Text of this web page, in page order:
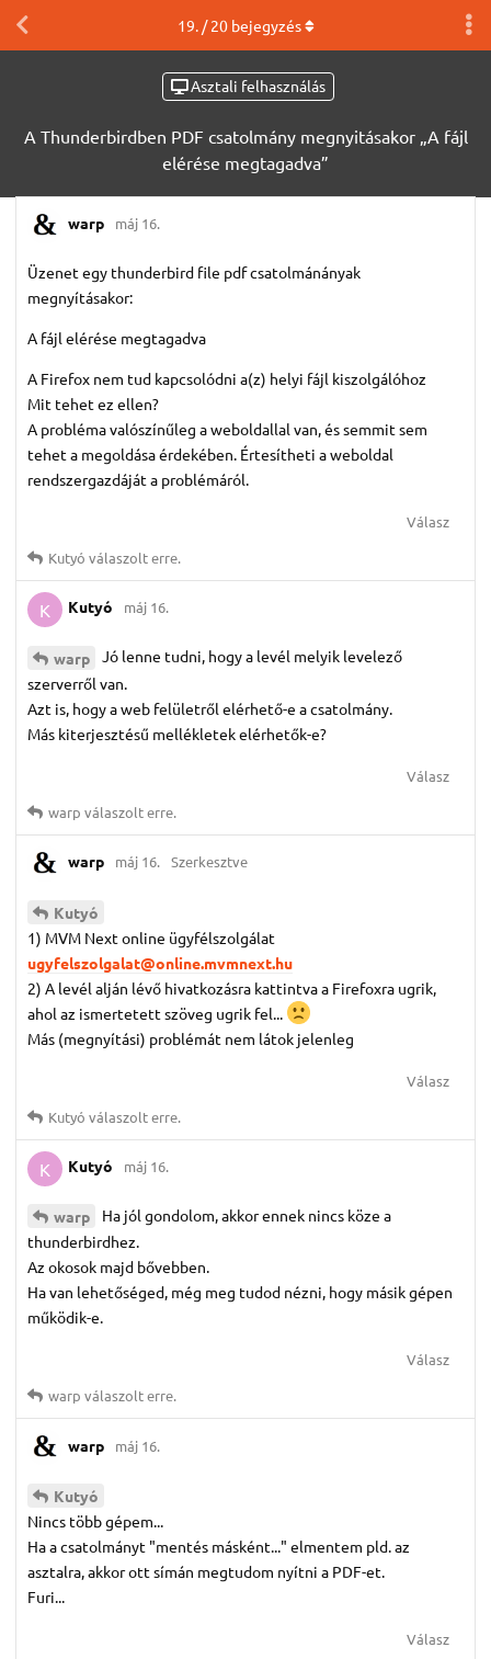
Asztali felhasználás
A Thunderbirdben PDF csatolmány megnyitásakor „A fájl
elérése megtagadva”
19. /20bejegyzés
warp máj 16.
Üzenet egy thunderbird file pdf csatolmánányak
megnyításakor:
A fájl elérése megtagadva
A Firefox nem tud kapcsolódni a(z) helyi fájl kiszolgálóhoz
Mit tehet ez ellen?
A probléma valószínűleg a weboldallal van, és semmit sem
tehet a megoldása érdekében. Értesítheti a weboldal
rendszergazdáját a problémáról.
Válasz
Kutyó válaszolt erre.
K Kutyó máj 16.
warp
Jó lenne tudni, hogy a levél melyik levelező
szerverről van.
Azt is, hogy a web felületről elérhető-e a csatolmány.
Más kiterjesztésű mellékletek elérhetők-e?
Válasz
warp válaszolt erre.
warp máj 16. Szerkesztve
Kutyó
1) MVM Next online ügyfélszolgálat
ugyfelszolgalat@online.mvmnext.hu
2) A levél alján lévő hivatkozásra kattintva a Firefoxra ugrik,
ahol az ismertetett szöveg ugrik fel...
Más (megnyítási) problémát nem látok jelenleg
Válasz
Kutyó válaszolt erre.
K Kutyó máj 16.
warp
Ha jól gondolom, akkor ennek nincs köze a
thunderbirdhez.
Az okosok majd bővebben.
Ha van lehetőséged, még meg tudod nézni, hogy másik gépen
működik-e.
Válasz
warp válaszolt erre.
warp máj 16.
Kutyó
Nincs több gépem...
Ha a csatolmányt "mentés másként..." elmentem pld. az
asztalra, akkor ott símán megtudom nyítni a PDF-et.
Furi...
Válasz